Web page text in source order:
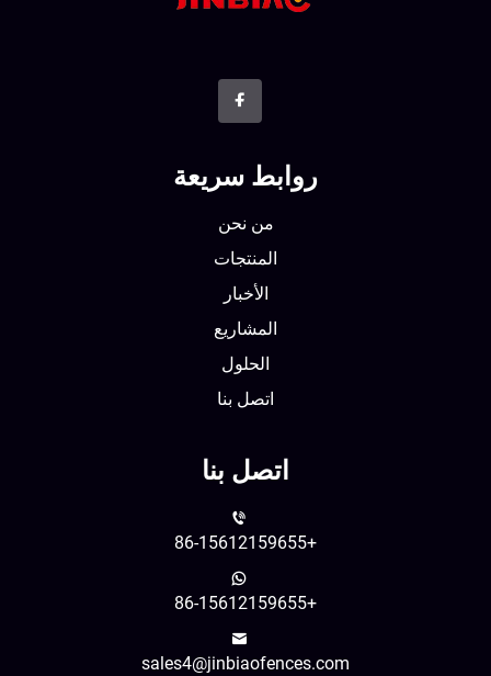
روابط سريعة
من نحن
المنتجات
الأخبار
المشاريع
الحلول
اتصل بنا
اتصل بنا
sales4@jinbiaofences.com